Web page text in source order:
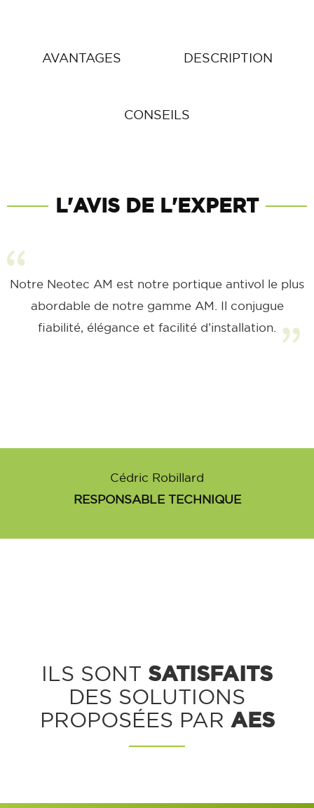
AVANTAGES DESCRIPTION
CONSEILS
L'AVIS DE L'EXPERT
Notre Neotec AM est notre portique antivol le plus
abordable de notre gamme AM. Il conjugue
fiabilité, élégance et facilité d’installation.
Cédric Robillard
RESPONSABLE TECHNIQUE
ILS SONT SATISFAITS
DES SOLUTIONS
PROPOSÉES PAR AES